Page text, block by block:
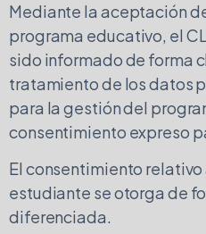
Mediante la aceptación
programa educativo, el
sido informado de forma
tratamiento de los datos
para la gestión del
consentimiento expreso
El consentimiento
estudiante se otorga de
diferenciada.